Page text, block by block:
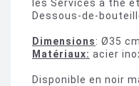
les Services à thé
Dessous-de-
Dimensions: Ø35 cm
Matériaux: acier
Disponible en noir